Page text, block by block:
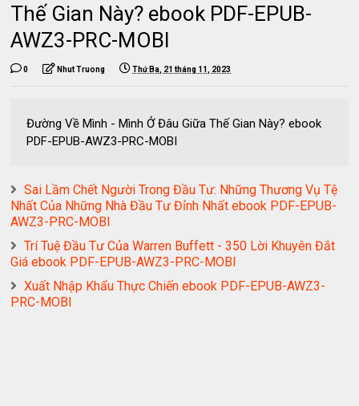
Thế Gian Này? ebook PDF-EPUB-
AWZ3-PRC-MOBI
0 Nhut Truong Thứ Ba, 21 tháng 11, 2023
Đường Về Mình - Mình Ở Đâu Giữa Thế Gian Này? ebook
PDF-EPUB-AWZ3-PRC-MOBI
Sai Lầm Chết Người Trong Đầu Tư: Những Thương Vụ Tệ
Nhất Của Những Nhà Đầu Tư Đỉnh Nhất ebook PDF-EPUB-
AWZ3-PRC-MOBI
Trí Tuệ Đầu Tư Của Warren Buffett - 350 Lời Khuyên Đắt
Giá ebook PDF-EPUB-AWZ3-PRC-MOBI
Xuất Nhập Khẩu Thực Chiến ebook PDF-EPUB-AWZ3-
PRC-MOBI